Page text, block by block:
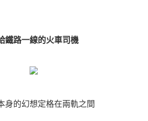
鐵路一線的火車司機
身的幻想定格在兩軌之間